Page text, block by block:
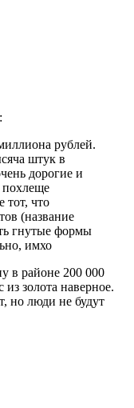
рублей.
штук в
дорогие и
тот, что
(название
гнутые формы
имхо
в районе 200 000
золота наверное.
но люди не будут